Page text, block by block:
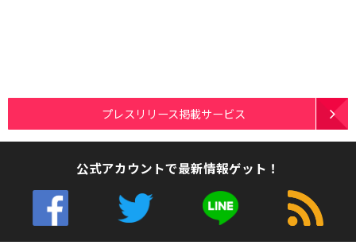
プレスリリース掲載サービス
公式アカウントで最新情報ゲット！